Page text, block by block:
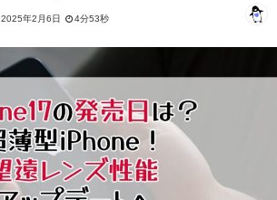
2025年2月6日 4分53秒